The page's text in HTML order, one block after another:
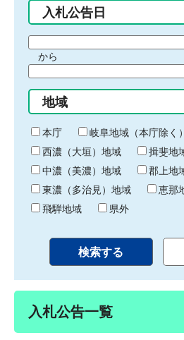
入札公告日
間
始
り
から
間
終
わ
り
地域
本庁
岐阜地域（本庁除く）
西濃（大垣）地域
揖斐地
中濃（美濃）地域
郡上地
東濃（多治見）地域
恵那
飛騨地域
県外
入札公告一覧